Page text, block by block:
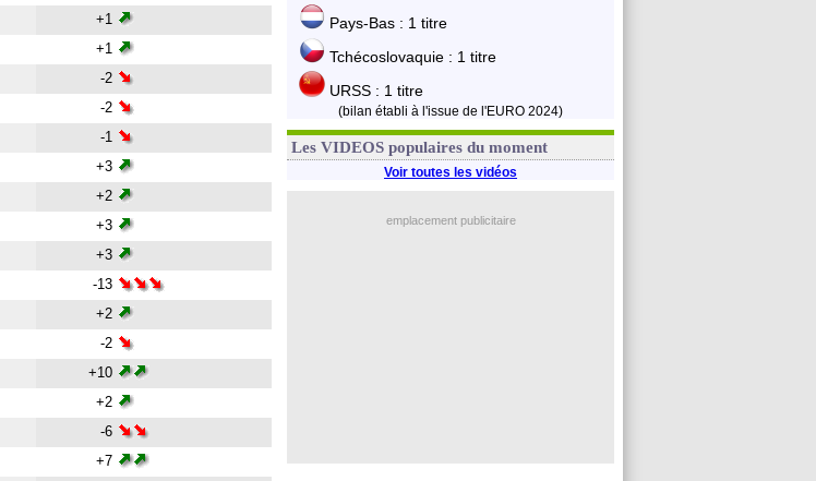
+1
+1
-2
-2
-1
+3
+2
+3
+3
-13
+2
-2
+10
+2
-6
+7
Pays-Bas : 1 titre
Tchécoslovaquie : 1 titre
URSS : 1 titre
(bilan établi à l'issue de l'EURO 2024)
Les VIDEOS populaires du moment
Voir toutes les vidéos
emplacement publicitaire